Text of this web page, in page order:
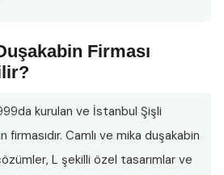
Firması
kurulan ve İstanbul Şişli
Camlı ve mika duşakabin
L şekilli özel tasarımlar ve